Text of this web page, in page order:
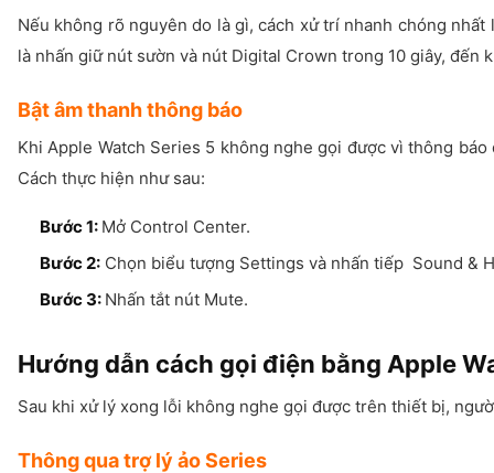
Nếu không rõ nguyên do là gì, cách xử trí nhanh chóng
là nhấn giữ nút sườn và nút Digital Crown trong 10 giây, đến
Bật âm thanh thông báo
Khi Apple Watch Series 5 không nghe gọi được vì thông
Cách thực hiện như sau:
Bước 1: Mở Control Center.
Bước 2: Chọn biểu tượng Settings và nhấn tiếp Sound &
Bước 3: Nhấn tắt nút Mute.
Hướng dẫn cách gọi điện bằng Apple
Sau khi xử lý xong lỗi không nghe gọi được trên thiết bị,
Thông qua trợ lý ảo Series